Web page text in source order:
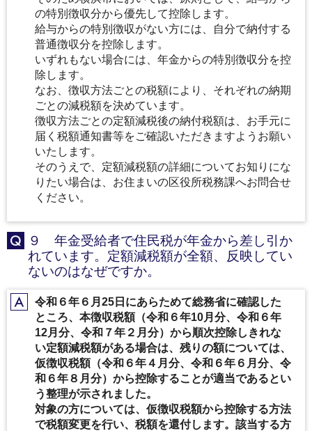
の特別徴収分から優先して控除します。
給与からの特別徴収がない方には、自分で納付する
普通徴収分を控除します。
いずれもない場合には、年金からの特別徴収分を控
除します。
なお、徴収方法ごとの税額により、それぞれの納期
ごとの減税額を決めています。
徴収方法ごとの定額減税後の納付税額は、お手元に
届く税額通知書等をご確認いただきますようお願い
いたします。
そのうえで、定額減税額の詳細についてお知りにな
りたい場合は、お住まいの区役所税務課へお問合せ
ください。
Q
９ 年金受給者で住民税が年金から差し引か
れています。定額減税額が全額、反映してい
ないのはなぜですか。
A令和６年６月25日にあらためて総務省に確認した
ところ、本徴収税額（令和６年10月分、令和６年
12月分、令和７年２月分）から順次控除しきれな
い定額減税額がある場合は、残りの額については、
仮徴収税額（令和６年４月分、令和６年６月分、令
和６年８月分）から控除することが適当であるとい
う整理が示されました。
対象の方については、仮徴収税額から控除する方法
で税額変更を行い、税額を還付します。該当する方